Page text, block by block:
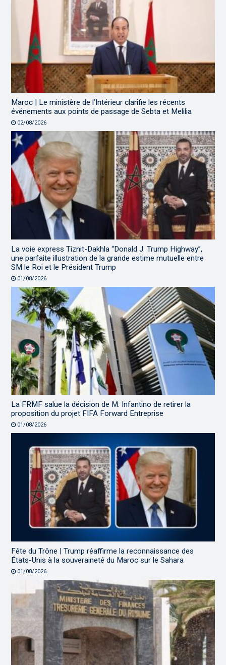
Maroc | Le ministère de l’Intérieur clarifie les récents
événements aux points de passage de Sebta et Melilia
02/08/2026
La voie express Tiznit-Dakhla “Donald J. Trump Highway”,
une parfaite illustration de la grande estime mutuelle entre
SM le Roi et le Président Trump
01/08/2026
La FRMF salue la décision de M. Infantino de retirer la
proposition du projet FIFA Forward Entreprise
01/08/2026
Fête du Trône | Trump réaffirme la reconnaissance des
États-Unis à la souveraineté du Maroc sur le Sahara
01/08/2026